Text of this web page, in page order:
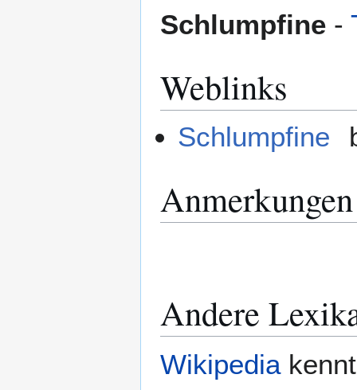
Schlumpfine -
Weblinks
Schlumpfine
Anmerkungen
Andere
Wikipedia